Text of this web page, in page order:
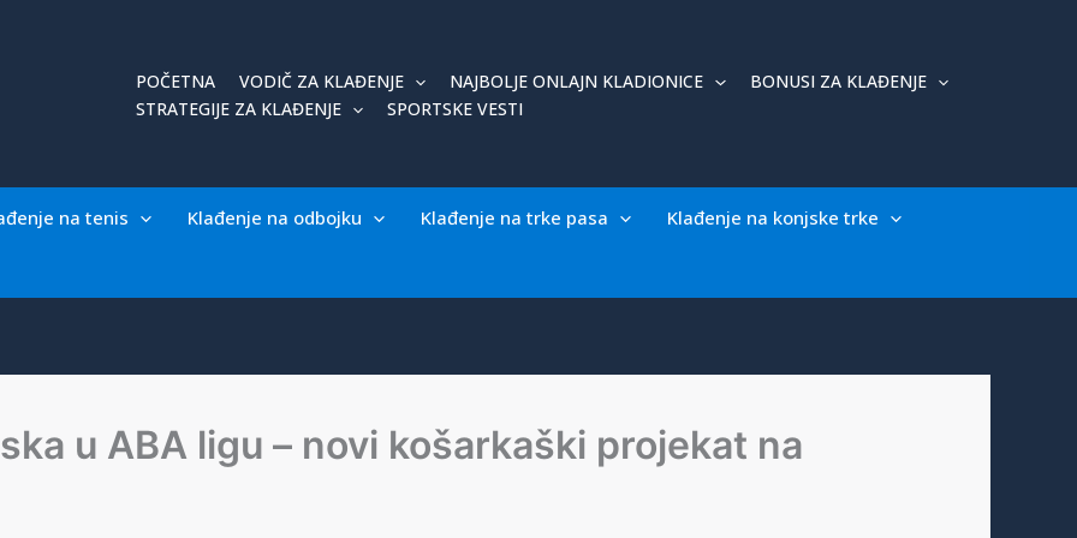
POČETNA VODIČ ZA KLAĐENJE NAJBOLJE ONLAJN KLADIONICE
BONUSI ZA KLAĐENJE
STRATEGIJE ZA KLAĐENJE
SPORTSKE VESTI
na tenis Klađenje na odbojku Klađenje na trke pasa Klađenje na konjske trke
u ABA ligu – novi košarkaški projekat na